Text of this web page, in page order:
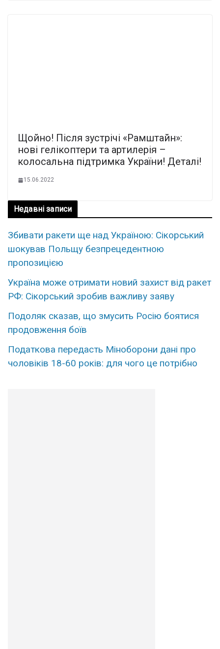
Щойно! Після зустрічі «Рамштайн»:
нові гелікоптери та артилерія –
колосальна підтримка України! Деталі!
15.06.2022
Недавні записи
Збивати ракети ще над Україною: Сікорський
шокував Польщу безпрецедентною
пропозицією
Україна може отримати новий захист від ракет
РФ: Сікорський зробив важливу заяву
Подоляк сказав, що змусить Росію боятися
продовження боїв
Податкова передасть Міноборони дані про
чоловіків 18-60 років: для чого це потрібно